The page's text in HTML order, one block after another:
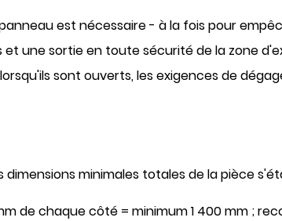
est nécessaire - à la fois pour
une sortie en toute sécurité de la zone
sont ouverts, les exigences de
minimales totales de la pièce
de chaque côté = minimum 1 400 mm ;